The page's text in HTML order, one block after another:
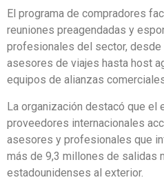
El programa de compradores
reuniones preagendadas y
profesionales del sector,
asesores de viajes hasta host
equipos de alianzas
La organización destacó que el
proveedores internacionales
asesores y profesionales que
más de 9,3 millones de salidas
estadounidenses al exterior.